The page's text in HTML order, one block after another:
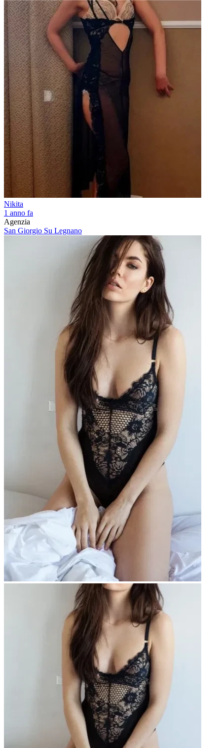
Nikita
1 anno fa
Agenzia
San Giorgio Su Legnano